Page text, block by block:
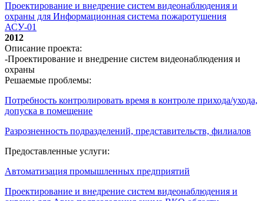
Проектирование и внедрение систем видеонаблюдения и
охраны для Информационная система пожаротушения
АСУ-01
2012
Описание проекта:
-Проектирование и внедрение систем видеонаблюдения и
охраны
Решаемые проблемы:
Потребность контролировать время в контроле прихода/ухода,
допуска в помещение
Разрозненность подразделений, представительств, филиалов
Предоставленные услуги:
Автоматизация промышленных предприятий
Проектирование и внедрение систем видеонаблюдения и